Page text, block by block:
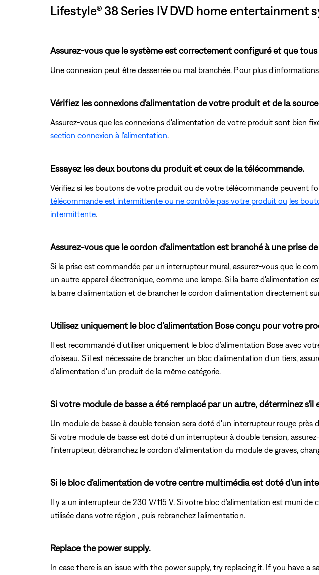
Lifestyle® 38 Series IV DVD home entertainment
Assurez-vous que le système est correctement configuré et que
Une connexion peut être desserrée ou mal branchée. Pour plus
Vérifiez les connexions d'alimentation de votre produit et de la
Assurez-vous que les connexions d'alimentation de votre produit sont bien
section connexion à l'alimentation
Essayez les deux boutons du produit et ceux de la télécommande.
Vérifiez si les boutons de votre produit ou de votre télécommande peuvent
télécommande est intermittente ou ne contrôle pas votre produit ou les
intermittente
Assurez-vous que le cordon d'alimentation est branché à une prise
Si la prise est commandée par un interrupteur mural, assurez-vous que le
un autre appareil électronique, comme une lampe. Si la barre d'alimentation
la barre d'alimentation et de brancher le cordon d'alimentation directement
Utilisez uniquement le bloc d’alimentation Bose conçu pour votre
Il est recommandé d'utiliser uniquement le bloc d'alimentation Bose avec
d'oiseau. S'il est nécessaire de brancher un bloc d'alimentation d'un tiers,
d'alimentation d'un produit de la même catégorie.
Si votre module de basse a été remplacé par un autre, déterminez
Un module de basse à double tension sera doté d'un interrupteur rouge près
Si votre module de basse est doté d'un interrupteur à double tension,
l'interrupteur, débranchez le cordon d'alimentation du module de graves,
Si le bloc d'alimentation de votre centre multimédia est doté d'un
Il y a un interrupteur de 230 V/115 V. Si votre bloc d'alimentation est muni
utilisée dans votre région , puis rebranchez l'alimentation.
Replace the power supply.
In case there is an issue with the power supply, try replacing it. If you have